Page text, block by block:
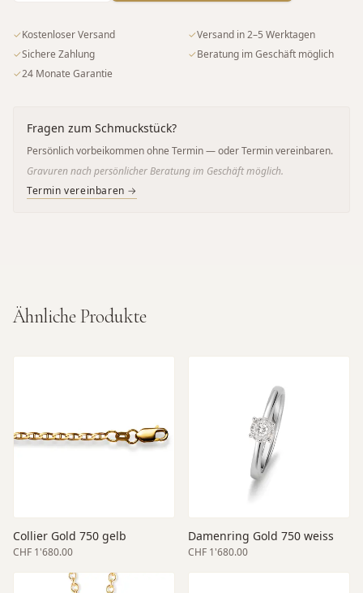
✓Kostenloser Versand ✓Versand in 2–5 Werktagen
✓Sichere Zahlung ✓Beratung im Geschäft möglich
✓24 Monate Garantie
Fragen zum Schmuckstück?
Persönlich vorbeikommen ohne Termin — oder Termin vereinbaren.
Gravuren nach persönlicher Beratung im Geschäft möglich.
Termin vereinbaren →
Ähnliche Produkte
Collier Gold 750 gelb
CHF 1'680.00
Damenring Gold 750 weiss
CHF 1'680.00